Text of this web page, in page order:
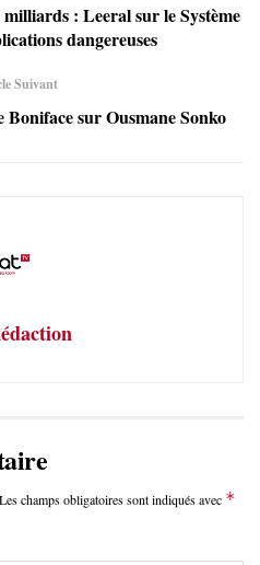
: Leeral sur le Système
dangereuses
Suivant
Boniface sur Ousmane Sonko
Les champs obligatoires sont indiqués avec *